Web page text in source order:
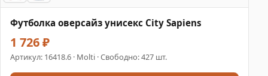
Футболка оверсайз унисекс City Sapiens
1 726 ₽
Артикул: 16418.6 · Molti · Свободно: 427 шт.